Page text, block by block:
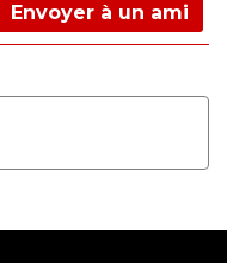
Envoyer à un ami